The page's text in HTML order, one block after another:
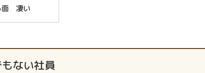
面 凄い
ない社員